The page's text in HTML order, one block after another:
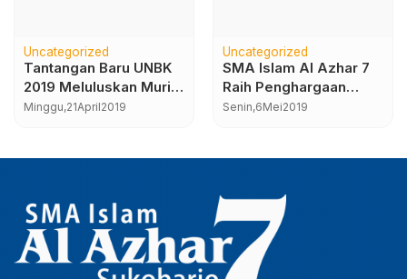
Uncategorized
Tantangan Baru UNBK
2019 Meluluskan Murid
SKS Belajar Cepat 2
Minggu,21April2019
Uncategorized
SMA Islam Al Azhar 7
Raih Penghargaan
Prestigious Brand
Senin,6Mei2019